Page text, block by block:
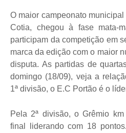
O maior campeonato
Cotia, chegou à fase mata-
participam da competição em
marca da edição com o maior
disputa. As partidas de
domingo (18/09), veja a
1ª divisão, o E.C Portão é o
Pela 2ª divisão, o Grêmio
final liderando com 18